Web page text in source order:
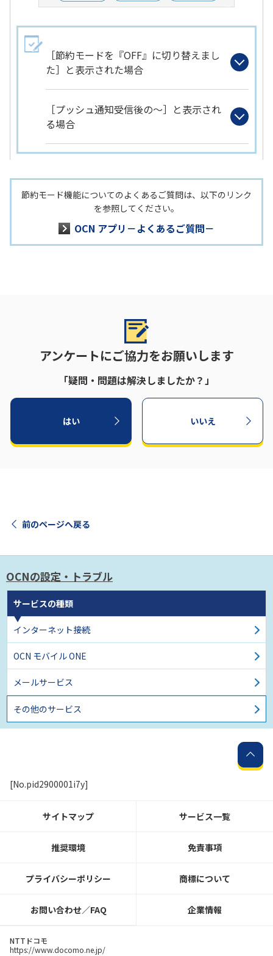
［節約モードを『OFF』に切り替えまし
た］と表示された場合
［プッシュ通知受信後の～］と表示され
る場合
節約モード機能についてのよくあるご質問は、以下のリンク
を参照してください。
OCN アプリ－よくあるご質問－
アンケートにご協力をお願いします
「疑問・問題は解決しましたか？」
はい いいえ
前のページへ戻る
OCNの設定・トラブル
サービスの種類
インターネット接続
OCN モバイル ONE
メールサービス
その他のサービス
[No.pid2900001i7y]
サイトマップ サービス一覧
推奨環境 免責事項
プライバシーポリシー 商標について
お問い合わせ／FAQ 企業情報
NTTドコモ
https://www.docomo.ne.jp/